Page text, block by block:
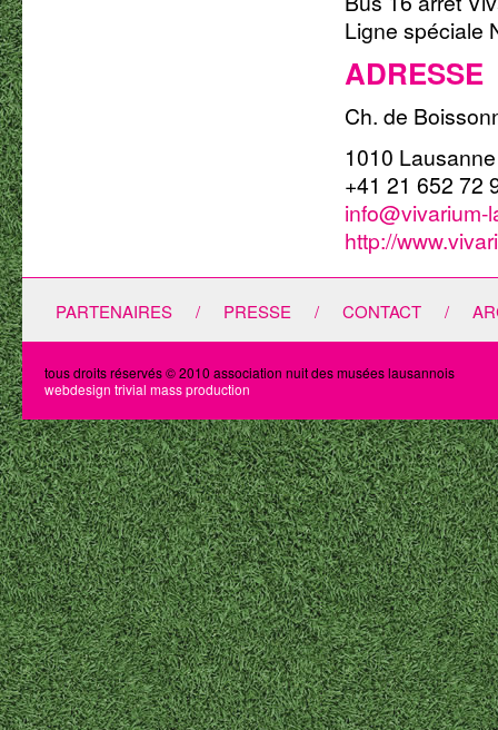
Ligne spéciale
ADRESSE
Ch. de
1010 Lausanne
+41 21 652 72
info@vivarium-
http://
PARTENAIRES / PRESSE / CONTACT /
tous droits réservés © 2010 association nuit des musées lausannois
webdesign trivial mass production